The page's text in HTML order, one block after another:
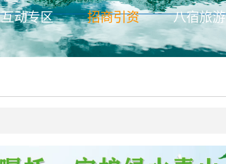
互动专区 招商引资 八宿旅游